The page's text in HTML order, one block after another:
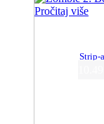
Pročitaj više
Strip-